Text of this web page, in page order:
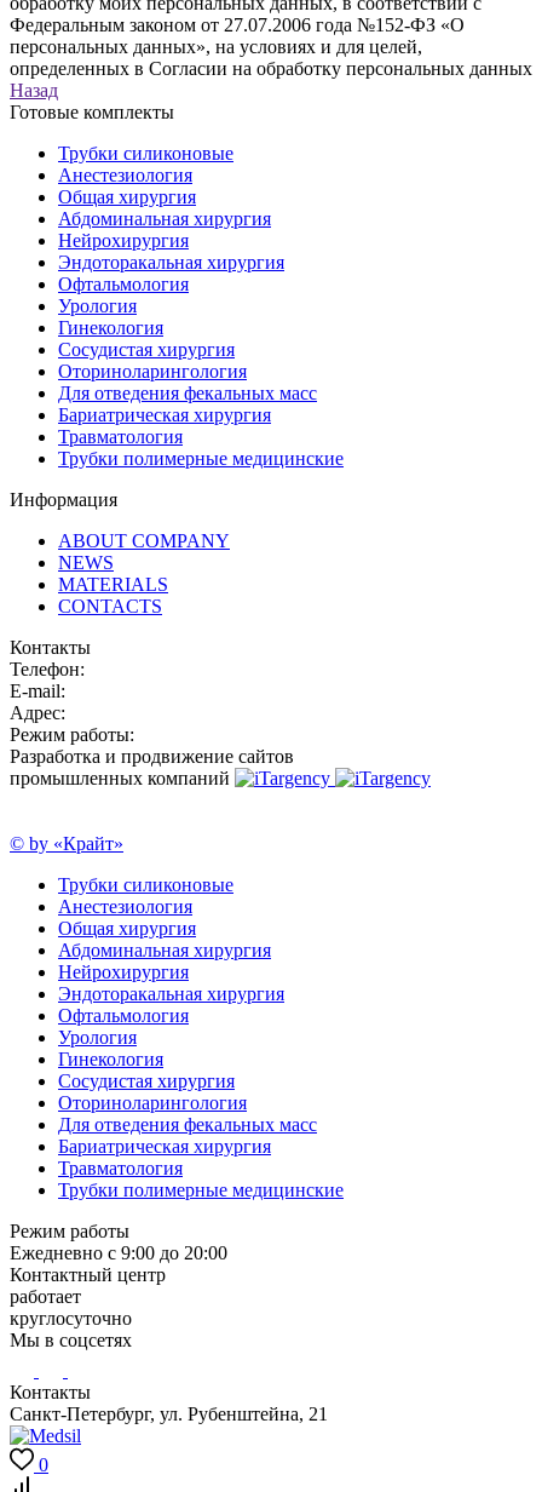
Федеральным законом от 27.07.2006 года №152-ФЗ «О
персональных данных», на условиях и для целей,
определенных в Согласии на обработку персональных данных
Назад
Готовые комплекты
Трубки силиконовые
Анестезиология
Общая хирургия
Абдоминальная хирургия
Нейрохирургия
Эндоторакальная хирургия
Офтальмология
Урология
Гинекология
Сосудистая хирургия
Оториноларингология
Для отведения фекальных масс
Бариатрическая хирургия
Травматология
Трубки полимерные медицинские
Информация
ABOUT COMPANY
NEWS
MATERIALS
CONTACTS
Контакты
Телефон:
E-mail:
Адрес:
Режим работы:
Разработка и продвижение сайтов
промышленных компаний
© by «Крайт»
Трубки силиконовые
Анестезиология
Общая хирургия
Абдоминальная хирургия
Нейрохирургия
Эндоторакальная хирургия
Офтальмология
Урология
Гинекология
Сосудистая хирургия
Оториноларингология
Для отведения фекальных масс
Бариатрическая хирургия
Травматология
Трубки полимерные медицинские
Режим работы
Ежедневно с 9:00 до 20:00
Контактный центр
работает
круглосуточно
Мы в соцсетях
Контакты
Санкт-Петербург, ул. Рубенштейна, 21
0